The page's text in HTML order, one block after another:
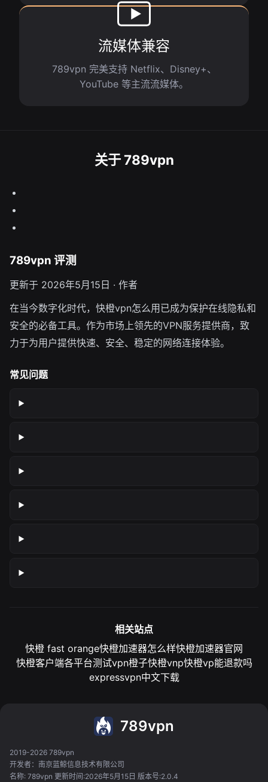
流媒体兼容
789vpn 完美支持 Netflix、Disney+、
YouTube 等主流流媒体。
关于 789vpn
789vpn 评测
更新于 2026年5月15日 · 作者
在当今数字化时代，快橙vpn怎么用已成为保护在线隐私和
安全的必备工具。作为市场上领先的VPN服务提供商，致
力于为用户提供快速、安全、稳定的网络连接体验。
常见问题
相关站点
快橙 fast orange快橙加速器怎么样快橙加速器官网
快橙客户端各平台测试vpn橙子快橙vnp快橙vp能退款吗
expressvpn中文下载
789vpn
2019-2026 789vpn
开发者：南京蓝鲸信息技术有限公司
名称: 789vpn 更新时间:2026年5月15日 版本号:2.0.4